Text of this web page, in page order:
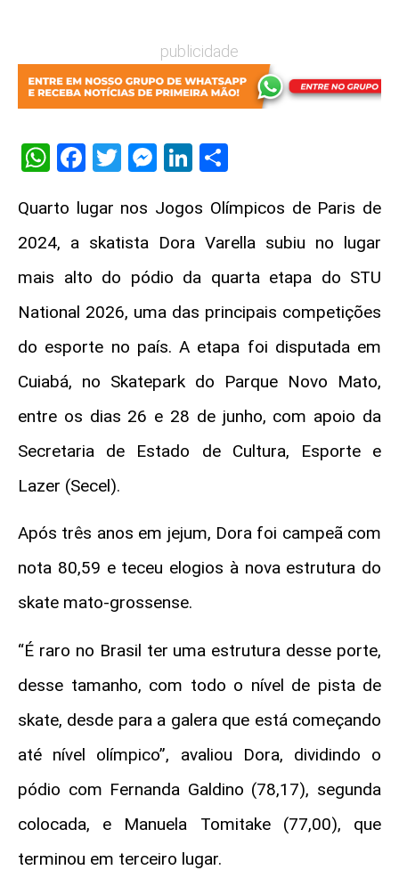
publicidade
WhatsApp
Facebook
Twitter
Messenger
LinkedIn
Quarto lugar nos Jogos Olímpicos de Paris de
2024, a skatista Dora Varella subiu no lugar
mais alto do pódio da quarta etapa do STU
National 2026, uma das principais competições
do esporte no país. A etapa foi disputada em
Cuiabá, no Skatepark do Parque Novo Mato,
entre os dias 26 e 28 de junho, com apoio da
Secretaria de Estado de Cultura, Esporte e
Lazer (Secel).
Após três anos em jejum, Dora foi campeã com
nota 80,59 e teceu elogios à nova estrutura do
skate mato-grossense.
“É raro no Brasil ter uma estrutura desse porte,
desse tamanho, com todo o nível de pista de
skate, desde para a galera que está começando
até nível olímpico”, avaliou Dora, dividindo o
pódio com Fernanda Galdino (78,17), segunda
colocada, e Manuela Tomitake (77,00), que
terminou em terceiro lugar.